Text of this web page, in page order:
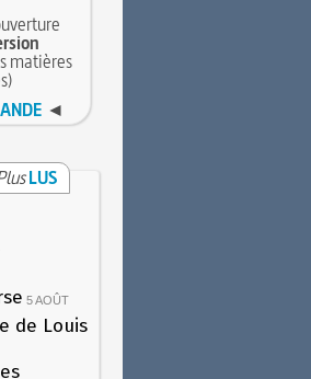
matières
◄
LUS
5 AOÛT
de Louis